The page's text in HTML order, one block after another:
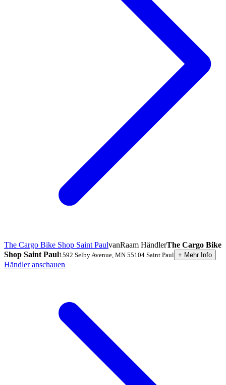
The Cargo Bike Shop Saint PaulvanRaam HändlerThe Cargo Bike
Shop Saint Paul1592 Selby Avenue MN 55104 Saint Paul + Mehr Info
Händler anschauen